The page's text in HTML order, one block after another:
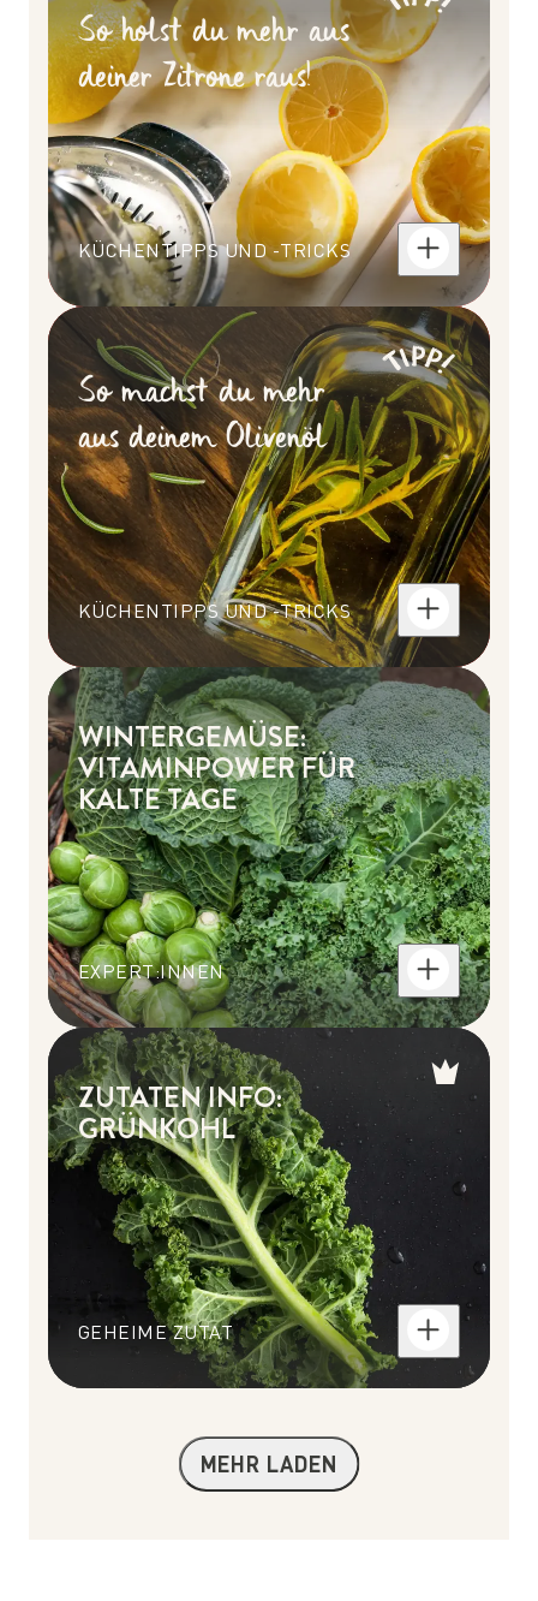
So holst du mehr aus
deiner Zitrone raus!
KÜCHENTIPPS UND -TRICKS
So machst du mehr
aus deinem Olivenöl
KÜCHENTIPPS UND -TRICKS
WINTERGEMÜSE:
VITAMINPOWER FÜR
KALTE TAGE
EXPERT:INNEN
ZUTATEN INFO:
GRÜNKOHL
GEHEIME ZUTAT
MEHR LADEN